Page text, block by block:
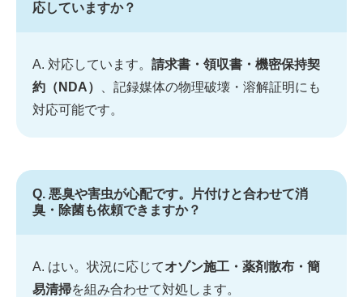
応していますか？
A. 対応しています。 請求書・領収書・機密保持契
約（NDA）
、記録媒体の物理破壊・溶解証明にも
対応可能です。
Q. 悪臭や害虫が心配です。片付けと合わせて消
臭・除菌も依頼できますか？
A. はい。状況に応じてオゾン施工・薬剤散布・簡
易清掃を組み合わせて対処します。